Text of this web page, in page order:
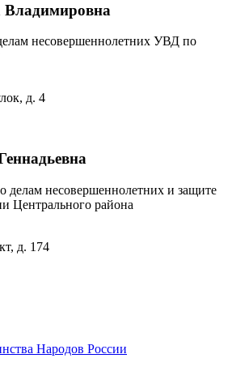
Владимировна
несовершеннолетних УВД по
д. 4
делам несовершеннолетних и защите
Центрального района
д. 174